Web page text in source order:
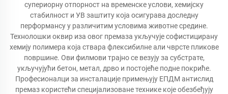
супериорну отпорност на временске услови, хемијску
стабилност и УВ заштиту која осигурава доследну
перформансу у различитим условима животне средине.
Технолошки оквир иза овог премаза укључује софистицирану
хемију полимера која ствара флексибилне али чврсте пликове
површине. Ови филмови трајно се везују за субстрате,
укључујући бетон, метал, дрво и постојеће подне покриће.
Професионалци за инсталације примењују ЕПДМ антислид
премаз користећи специјализоване технике које обезбеђују